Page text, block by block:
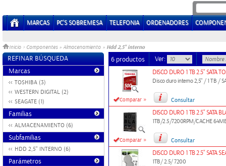
MARCAS PC'S SOBREMESA TELEFONIA ORDENADORES
Inicio > Componentes » Almacenamiento » Hdd 2,5" interno
REFINAR BÚSQUEDA
Marcas
TOSHIBA (3)
WESTERN DIGITAL (2)
SEAGATE (1)
Familias
ALMACENAMIENTO (6)
Subfamilias
HDD 2,5" INTERNO (6)
Parámetros
6 productos Ver:
Comparar »
DISCO DURO 1 TB 2.5" SATA
Disco duro interno 2,5" / 1 TB /
Consultar
Comparar »
DISCO DURO 1 TB 2.5" SATA
1TB/2.5/7200RPM/CACHE
Consultar
DISCO DURO 1 TB 2.5" SATA
1TB/ 2.5/ 7200